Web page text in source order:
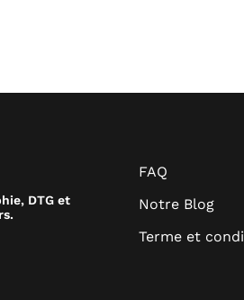
DTG et
FAQ
Notre Blog
Terme et